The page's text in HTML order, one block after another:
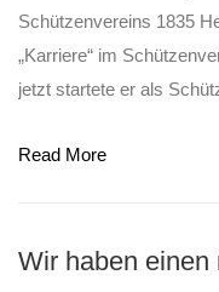
Schützenvereins 1835
„Karriere“ im
jetzt startete er als
Read More
Wir haben einen